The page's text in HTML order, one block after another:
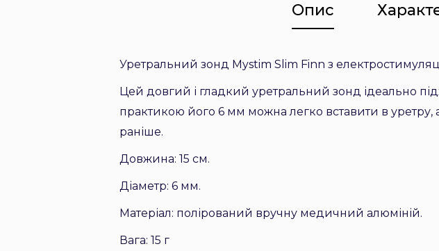
Опис
Уретральний зонд Mystim Slim Finn з
Цей довгий і гладкий уретральний зонд ідеально
практикою його 6 мм можна легко вставити в уретру,
раніше.
Довжина: 15 см.
Діаметр: 6 мм.
Матеріал: полірований вручну медичний алюміній.
Вага: 15 г